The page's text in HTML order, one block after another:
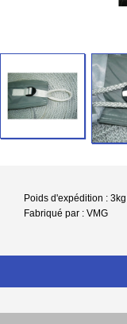
Poids d'expédition : 3kg
Fabriqué par : VMG